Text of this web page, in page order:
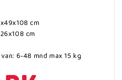
cm
cm
6-48 mnd max 15 kg